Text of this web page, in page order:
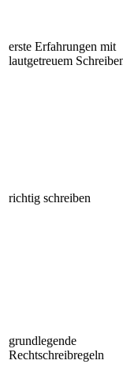
erste Erfahrungen mit
lautgetreuem
richtig schreiben
grundlegende
Rechtschreibregeln